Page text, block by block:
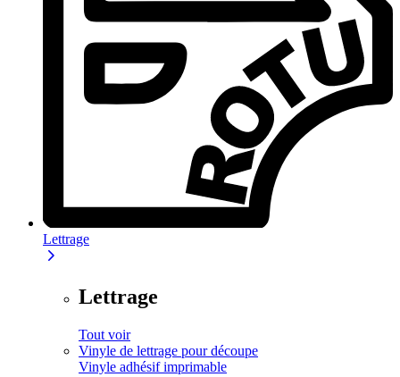
Lettrage
Lettrage
Tout voir
Vinyle de lettrage pour découpe
Vinyle adhésif imprimable